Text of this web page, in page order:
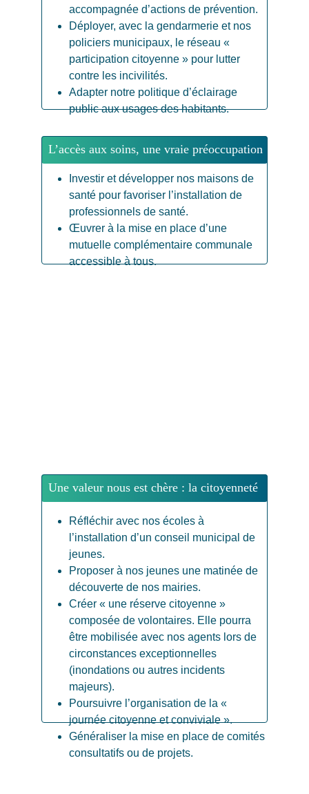
accompagnée d’actions de prévention.
Déployer, avec la gendarmerie et nos
policiers municipaux, le réseau «
participation citoyenne » pour lutter
contre les incivilités.
Adapter notre politique d’éclairage
public aux usages des habitants.
L’accès aux soins, une vraie préoccupation
Investir et développer nos maisons de
santé pour favoriser l’installation de
professionnels de santé.
Œuvrer à la mise en place d’une
mutuelle complémentaire communale
accessible à tous.
Une valeur nous est chère : la citoyenneté
Réfléchir avec nos écoles à
l’installation d’un conseil municipal de
jeunes.
Proposer à nos jeunes une matinée de
découverte de nos mairies.
Créer « une réserve citoyenne »
composée de volontaires. Elle pourra
être mobilisée avec nos agents lors de
circonstances exceptionnelles
(inondations ou autres incidents
majeurs).
Poursuivre l’organisation de la «
journée citoyenne et conviviale ».
Généraliser la mise en place de comités
consultatifs ou de projets.